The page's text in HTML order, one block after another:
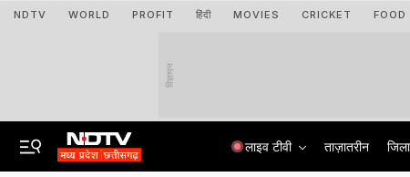
NDTV WORLD PROFIT हिंदी MOVIES CRICKET FOOD
विज्ञापन
लाइव टीवी ताज़ातरीन जिला